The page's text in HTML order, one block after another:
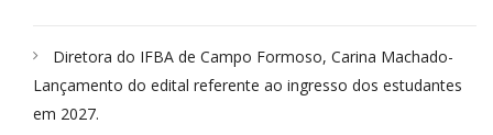
Diretora do IFBA de Campo Formoso, Carina Machado-
Lançamento do edital referente ao ingresso dos estudantes
em 2027.